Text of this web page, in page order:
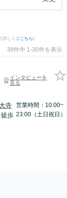
詳しくは こちら)
38件中 1-30件を表示
インタビューを
見る
寺
歩
営業時間：10:00~
23:00（土日祝日）